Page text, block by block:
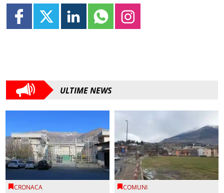
ULTIME NEWS
CRONACA COMUNI